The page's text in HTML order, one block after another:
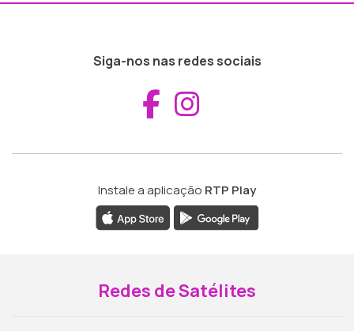
Siga-nos nas redes sociais
Aceder ao
Instale a aplicação RTP Play
Redes de Satélites